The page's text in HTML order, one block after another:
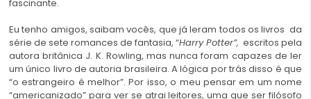
fascinante.
Eu tenho amigos, saibam vocês, que já leram todos os livros da
série de sete romances de fantasia, “Harry Potter”, escritos pela
autora britânica J. K. Rowling, mas nunca foram capazes de ler
um único livro de autoria brasileira. A lógica por trás disso é que
“o estrangeiro é melhor”. Por isso, o meu pensar em um nome
“americanizado” para ver se atrai leitores, uma que ser filósofo